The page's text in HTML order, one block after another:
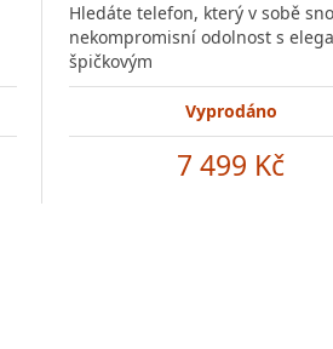
Hledáte telefon, který v sobě
nekompromisní odolnost s
špičkovým
Vyprodáno
7 499 Kč